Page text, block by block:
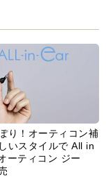
り！オーティコン補
いスタイルで All in
ーティコン ジー